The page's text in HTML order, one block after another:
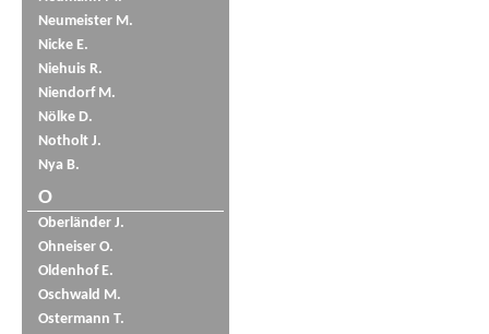
Neumeister M.
Nicke E.
Niehuis R.
Niendorf M.
Nölke D.
Notholt J.
Nya B.
O
Oberländer J.
Ohneiser O.
Oldenhof E.
Oschwald M.
Ostermann T.